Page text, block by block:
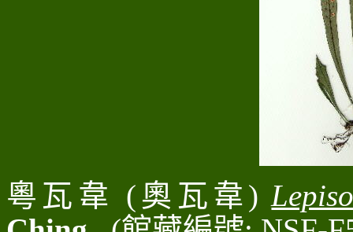
粵瓦韋 (奧瓦韋)